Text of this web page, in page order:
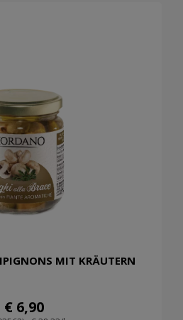
MIT KRÄUTERN
€ 6,90